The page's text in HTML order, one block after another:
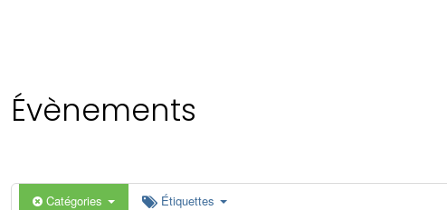
Évènements
Catégories Étiquettes
6 h 00 min